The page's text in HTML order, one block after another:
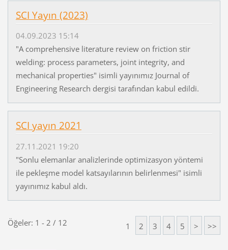
SCI Yayın (2023)
04.09.2023 15:14
"A comprehensive literature review on friction stir
welding: process parameters, joint integrity, and
mechanical properties" isimli yayınımız Journal of
Engineering Research dergisi tarafından kabul edildi.
SCI yayın 2021
27.11.2021 19:20
"Sonlu elemanlar analizlerinde optimizasyon yöntemi
ile pekleşme model katsayılarının belirlenmesi" isimli
yayınımız kabul aldı.
Öğeler: 1 - 2 / 12 1 2 3 4 5 > >>